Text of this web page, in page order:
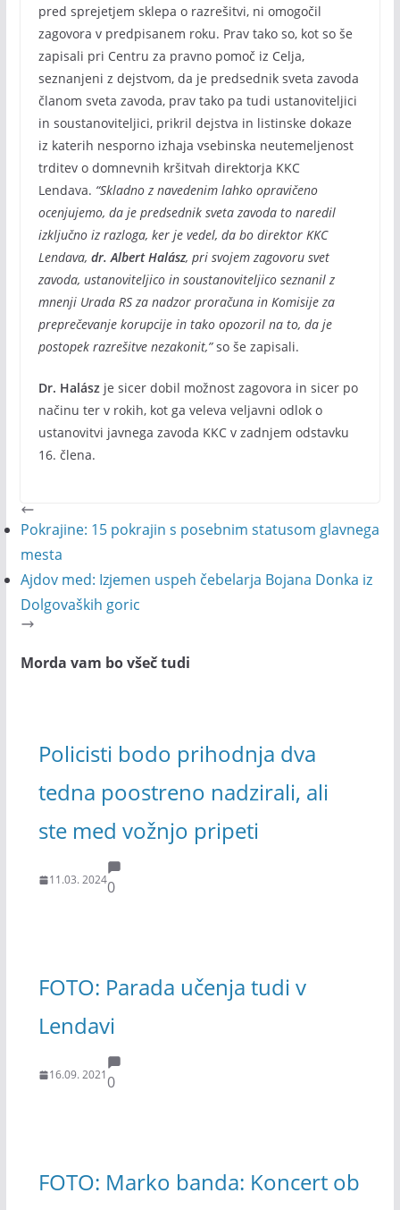
pred sprejetjem sklepa o razrešitvi, ni omogočil
zagovora v predpisanem roku. Prav tako so, kot so še
zapisali pri Centru za pravno pomoč iz Celja,
seznanjeni z dejstvom, da je predsednik sveta zavoda
članom sveta zavoda, prav tako pa tudi ustanoviteljici
in soustanoviteljici, prikril dejstva in listinske dokaze
iz katerih nesporno izhaja vsebinska neutemeljenost
trditev o domnevnih kršitvah direktorja KKC
Lendava. “Skladno z navedenim lahko opravičeno
ocenjujemo, da je predsednik sveta zavoda to naredil
izključno iz razloga, ker je vedel, da bo direktor KKC
Lendava, dr. Albert Halász, pri svojem zagovoru svet
zavoda, ustanoviteljico in soustanoviteljico seznanil z
mnenji Urada RS za nadzor proračuna in Komisije za
preprečevanje korupcije in tako opozoril na to, da je
postopek razrešitve nezakonit,”so še zapisali.
Dr. Halász je sicer dobil možnost zagovora in sicer po
načinu ter v rokih, kot ga veleva veljavni odlok o
ustanovitvi javnega zavoda KKC v zadnjem odstavku
16. člena.
Pokrajine: 15 pokrajin s posebnim statusom glavnega
mesta
Ajdov med: Izjemen uspeh čebelarja Bojana Donka iz
Dolgovaških goric
Morda vam bo všeč tudi
Policisti bodo prihodnja dva
tedna poostreno nadzirali, ali
ste med vožnjo pripeti
11.03. 20240
FOTO: Parada učenja tudi v
Lendavi
16.09. 20210
FOTO: Marko banda: Koncert ob